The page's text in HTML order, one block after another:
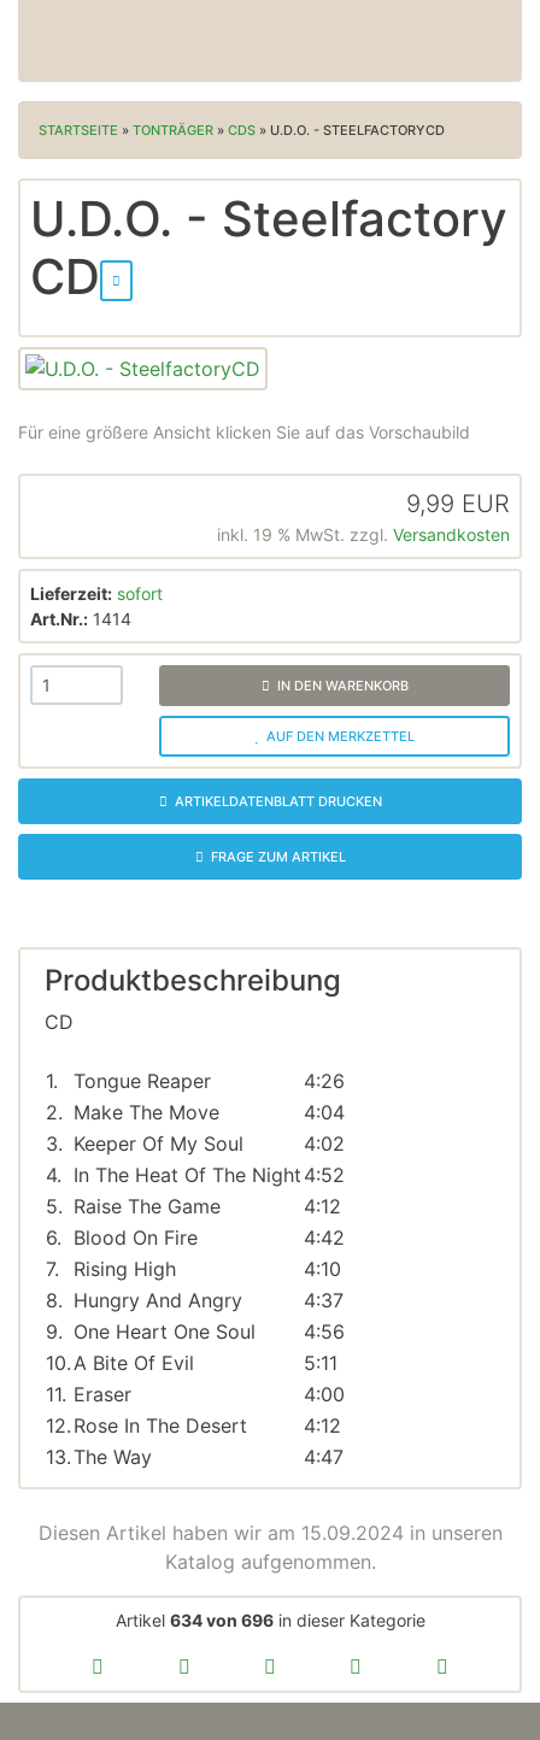
STARTSEITE » TONTRÄGER » CDS » U.D.O. - STEELFACTORYCD
U.D.O. - Steelfactory
CD
Für eine größere Ansicht klicken Sie auf das Vorschaubild
9,99 EUR
inkl. 19 % MwSt. zzgl. Versandkosten
Lieferzeit: sofort
Art.Nr.: 1414
IN DEN WARENKORB
AUF DEN MERKZETTEL
ARTIKELDATENBLATT DRUCKEN
FRAGE ZUM ARTIKEL
Produktbeschreibung
CD
1. Tongue Reaper
4:26
2. Make The Move
4:04
3. Keeper Of My Soul
4:02
4. In The Heat Of The Night 4:52
5. Raise The Game
4:12
6. Blood On Fire
4:42
7.
Rising High
4:10
8. Hungry And Angry
4:37
9. One Heart One Soul
4:56
10.A Bite Of Evil
5:11
11. Eraser
4:00
12. Rose In The Desert
4:12
13.The Way 4:47
Diesen Artikel haben wir am 15.09.2024 in unseren
Katalog aufgenommen.
Artikel 634 von 696in dieser Kategorie